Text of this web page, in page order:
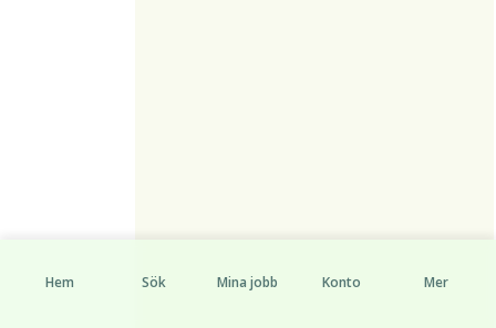
Hem Sök Mina jobb Konto Mer